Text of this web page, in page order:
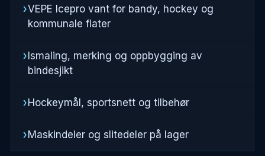
VEPE Icepro vant for bandy, hockey og
kommunale flater
Ismaling, merking og oppbygging av
bindesjikt
Hockeymål, sportsnett og tilbehør
Maskindeler og slitedeler på lager